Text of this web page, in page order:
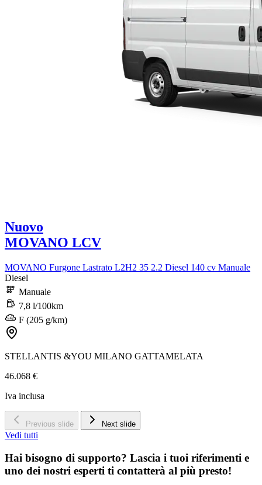
Nuovo
MOVANO LCV
MOVANO Furgone Lastrato L2H2 35 2.2 Diesel 140 cv Manuale
Diesel
Manuale
7,8 l/100km
F (205 g/km)
STELLANTIS &YOU MILANO GATTAMELATA
46.068 €
Iva inclusa
Previous slide Next slide
Vedi tutti
Hai bisogno di supporto? Lascia i tuoi riferimenti e
uno dei nostri esperti ti contatterà al più presto!